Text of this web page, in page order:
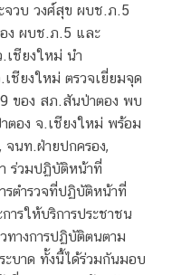
วบ วงศ์สุข ผบช.ภ.5
ง ผบช.ภ.5 และ
ชียงใหม่ นำ
ชียงใหม่ ตรวจเยี่ยมจุด
ของ สภ.สันป่าตอง พบ
อง จ.เชียงใหม่ พร้อม
จนท.ฝ่ายปกครอง,
ร่วมปฏิบัติหน้าที่
รตำรวจที่ปฏิบัติหน้าที่
ารให้บริการประชาชน
ทางการปฏิบัติตนตาม
ะบาด ทั้งนี้ได้ร่วมกันมอบ